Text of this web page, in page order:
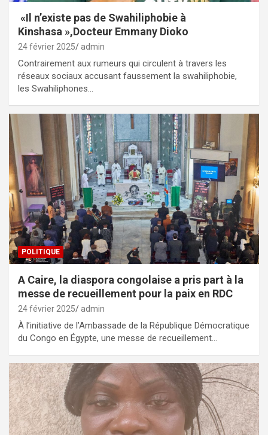
«Il n’existe pas de Swahiliphobie à
Kinshasa »,Docteur Emmany Dioko
24 février 2025 admin
Contrairement aux rumeurs qui circulent à travers les
réseaux sociaux accusant faussement la swahiliphobie,
les Swahiliphones…
POLITIQUE
A Caire, la diaspora congolaise a pris part à la
messe de recueillement pour la paix en RDC
24 février 2025 admin
À l’initiative de l’Ambassade de la République Démocratique
du Congo en Égypte, une messe de recueillement…